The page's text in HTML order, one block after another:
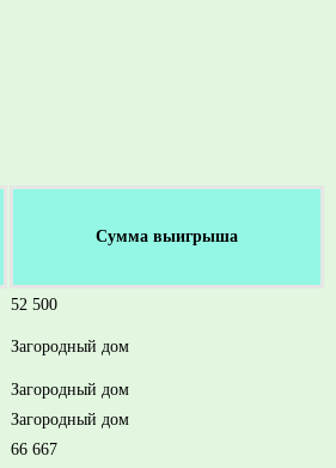
Сумма выигрыша
52 500
Загородный дом
Загородный дом
Загородный дом
66 667